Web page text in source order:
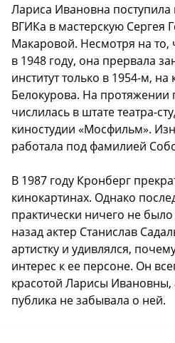
Лариса Ивановна поступила
ВГИКа в мастерскую Сергея
Макаровой. Несмотря на то,
в 1948 году, она прервала
институт только в 1954-м,
Белокурова. На протяжении
числилась в штате театра-
киностудии «Мосфильм».
работала под фамилией
В 1987 году Кронберг
кинокартинах. Однако
практически ничего не
назад актер Станислав
артистку и удивлялся,
интерес к ее персоне. Он
красотой Ларисы Ивановны,
публика не забывала о ней.